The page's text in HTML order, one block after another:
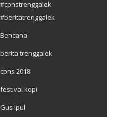
#cpnstrenggalek
#beritatrenggalek
Bencana
berita trenggalek
cpns 2018
festival kopi
Gus Ipul